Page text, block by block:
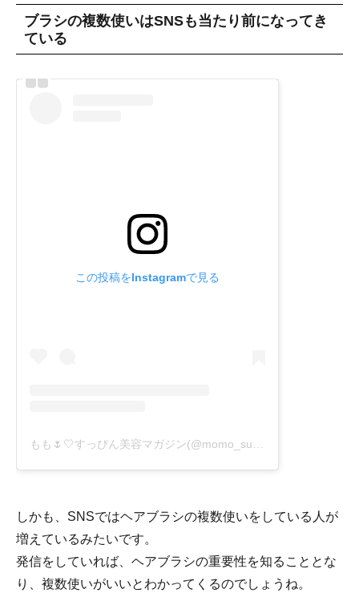
ブラシの複数使いはSNSも当たり前になってき
ている
この投稿をInstagramで見る
しかも、SNSではヘアブラシの複数使いをしている人が
増えているみたいです。
発信をしていれば、ヘアブラシの重要性を知ることとな
り、複数使いがいいとわかってくるのでしょうね。